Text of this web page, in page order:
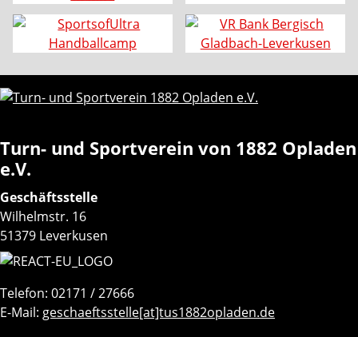
Turn- und Sportverein von 1882 Opladen
e.V.
Geschäftsstelle
Wilhelmstr. 16
51379 Leverkusen
Telefon: 02171 / 27666
E-Mail: geschaeftsstelle[at]tus1882opladen.de